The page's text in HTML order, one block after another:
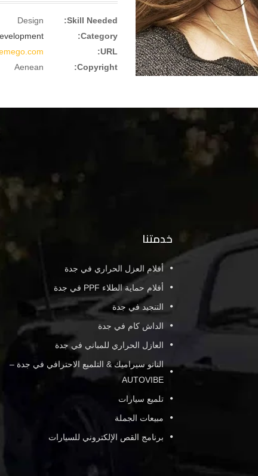
Skill Needed:
Category:
URL:
Copyright:
خدمتنا
أفلام العزل الحراري في جدة
أفلام حماية الطلاء PPF في جدة
التنجيد في جدة
الداش كام في جدة
العازل الحراري للمباني في جدة
النانو سيراميك & التلميع الاحترافي في جدة –
AUTOVIBE
تلميع سيارات
مبيعات الجملة
برنامج القص الإلكتروني للسيارات